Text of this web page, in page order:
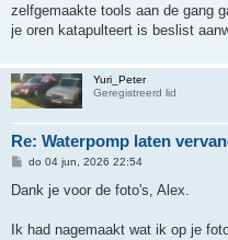
zelfgemaakte tools aan de gang
je oren katapulteert is beslist
Yuri_Peter
Geregistreerd lid
Re: Waterpomp laten
B
r
h
do 04 jun, 2026 22:54
Dank je voor de foto's, Alex.
Ik had nagemaakt wat ik op je